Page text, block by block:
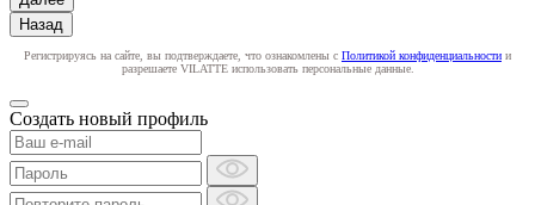
Назад
Регистрируясь на сайте, вы подтверждаете, что ознакомлены с Политикой конфиденциальности и
разрешаете VILATTE использовать персональные данные.
Создать новый профиль